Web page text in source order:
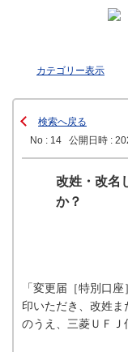
カテゴリー表示
検索へ戻る
No : 14
公開日時 :
改姓・改名
か？
「変更届［特別口
印いただき、改姓
のうえ、三菱ＵＦＪ